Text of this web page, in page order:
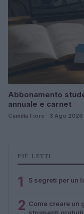
Abbonamento
annuale e carnet
Camilla Fiore · 3 Ago 2026
PIÙ LETTI
1 5 segreti per un
2 Come creare un
strumenti gratuiti